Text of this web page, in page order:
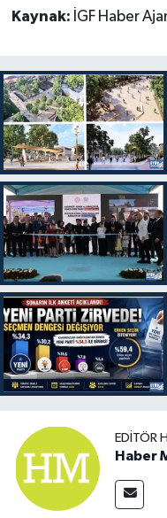
Kaynak: İGF Haber
EDITÖR
Haber